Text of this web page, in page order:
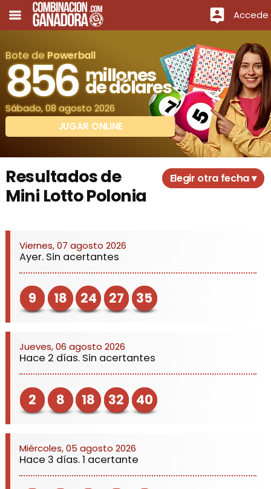
Accede
Bote de Powerball
856 millones
de dólares
Sábado, 08 agosto 2026
JUGAR ONLINE
Resultados de
Mini Lotto Polonia
Elegir otra fecha ▾
Viernes, 07 agosto 2026
Ayer. Sin acertantes
9 18 24 27 35
Jueves, 06 agosto 2026
Hace 2 días. Sin acertantes
2 8 18 32 40
Miércoles, 05 agosto 2026
Hace 3 días. 1 acertante